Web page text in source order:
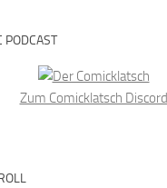
PODCAST
Zum Comicklatsch Discord